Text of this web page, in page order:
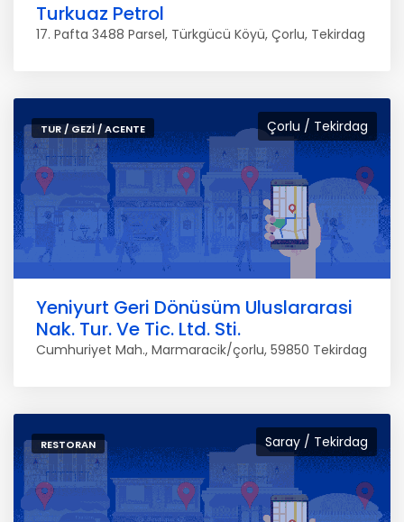
Turkuaz Petrol
17. Pafta 3488 Parsel, Türkgücü Köyü, Çorlu, Tekirdag
Çorlu / Tekirdag
TUR / GEZI / ACENTE
Yeniyurt Geri Dönüsüm Uluslararasi
Nak. Tur. Ve Tic. Ltd. Sti.
Cumhuriyet Mah., Marmaracik/çorlu, 59850 Tekirdag
Saray / Tekirdag
RESTORAN